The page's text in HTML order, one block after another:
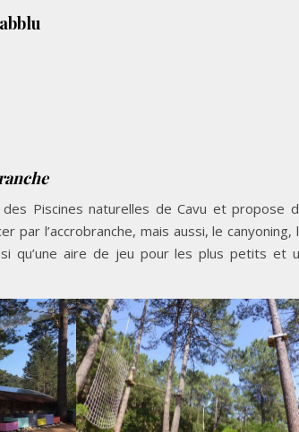
Piscines naturelles de Cavu et propose
par l’accrobranche, mais aussi, le canyoning,
qu’une aire de jeu pour les plus petits et